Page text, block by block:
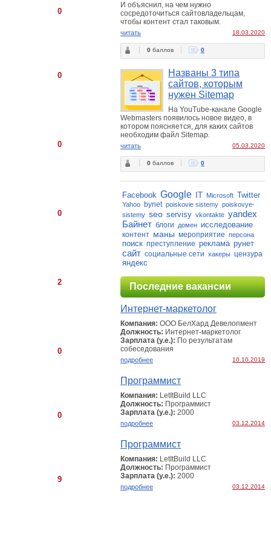
0
0
0
0
2
0
0
9
И объяснил, на чем нужно
сосредоточиться сайтовладельцам,
чтобы контент стал таковым.
читать 18.03.2020
0 баллов 0
Названы 3 типа
сайтов, которым
нужен Sitemap
На YouTube-канале Google
Webmasters появилось новое видео, в
котором поясняется, для каких сайтов
необходим файл Sitemap.
читать 05.03.2020
0 баллов 0
Facebook Google IT Microsoft Twitter
Yahoo bynet poiskovie sistemy poiskovye-
sistemy seo servisy vkontakte yandex
Байнет блоги домен исследование
контент маны мероприятие персона
поиск преступление реклама рунет
сайт социальные сети хакеры цензура
яндекс
Последние вакансии
Интернет-маркетолог
Компания: ООО БелХард Девелопмент
Должность: Интернет-маркетолог
Зарплата (у.е.): По результатам
собеcедования
подробнее 10.10.2019
Программист
Компания: LetItBuild LLC
Должность: Программист
Зарплата (у.е.): 2000
подробнее 03.12.2014
Программист
Компания: LetItBuild LLC
Должность: Программист
Зарплата (у.е.): 2000
подробнее 03.12.2014